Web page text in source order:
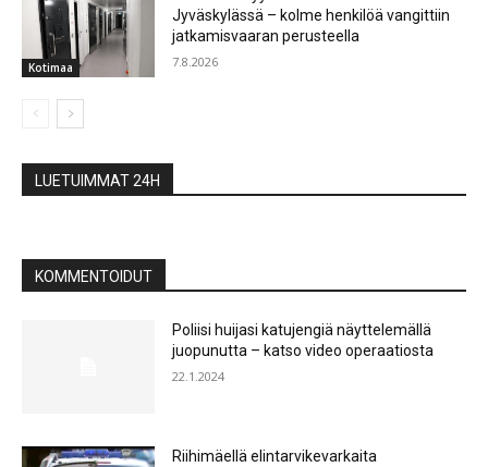
Kotimaa
Jyväskylässä – kolme henkilöä vangittiin
jatkamisvaaran perusteella
7.8.2026
LUETUIMMAT 24H
KOMMENTOIDUT
Poliisi huijasi katujengiä näyttelemällä
juopunutta – katso video operaatiosta
22.1.2024
Riihimäellä elintarvikevarkaita